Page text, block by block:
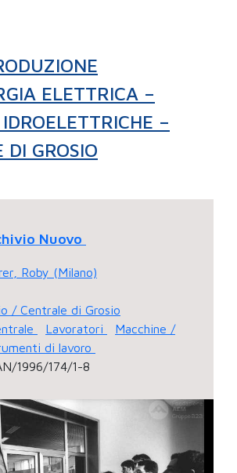
ELETTRICA –
–
DI GROSIO
Nuovo
Roby (Milano)
/ Centrale di Grosio
Lavoratori
Macchine /
di lavoro
1996/174/1-8